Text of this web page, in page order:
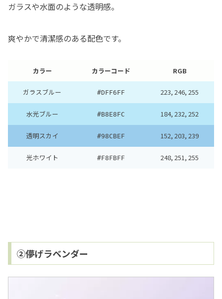
ガラスや水面のような透明感。
爽やかで清潔感のある配色です。
カラー カラーコード RGB
ガラスブルー #DFF6FF 223, 246, 255
水光ブルー #B8E8FC 184, 232, 252
透明スカイ #98CBEF 152, 203, 239
光ホワイト #F8FBFF 248, 251, 255
②儚げラベンダー